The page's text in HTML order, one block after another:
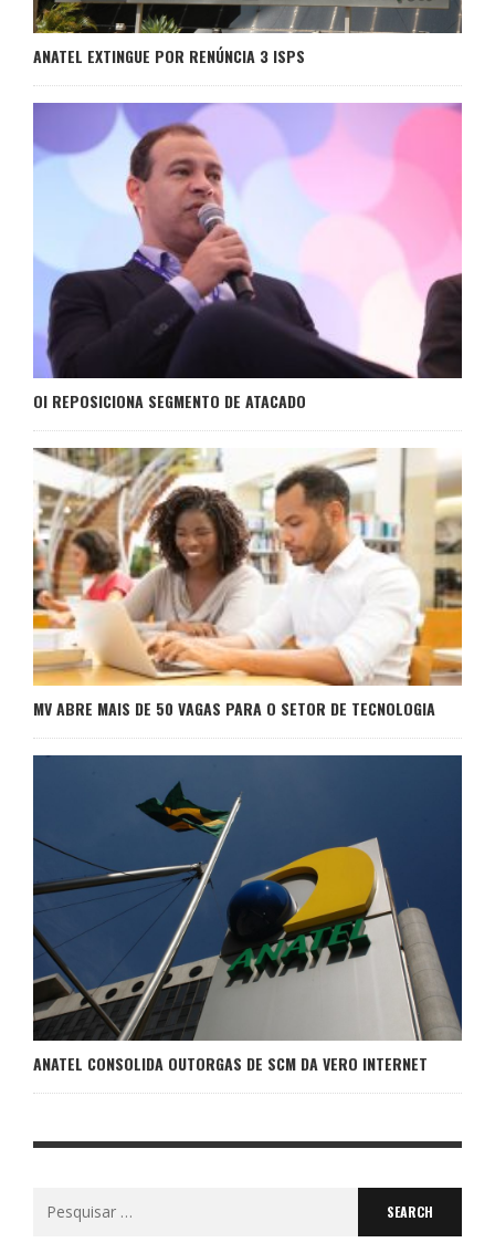
ANATEL EXTINGUE POR RENÚNCIA 3 ISPS
OI REPOSICIONA SEGMENTO DE ATACADO
MV ABRE MAIS DE 50 VAGAS PARA O SETOR DE TECNOLOGIA
ANATEL CONSOLIDA OUTORGAS DE SCM DA VERO INTERNET